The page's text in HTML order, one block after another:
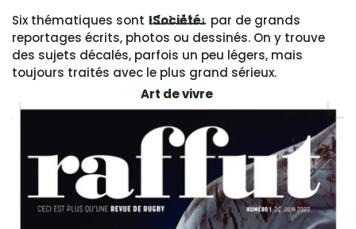
Histoires
Société
Art de vivre
Six thématiques sont abordées par de grands
reportages écrits, photos ou dessinés. On y trouve
des sujets décalés, parfois un peu légers, mais
toujours traités avec le plus grand sérieux.